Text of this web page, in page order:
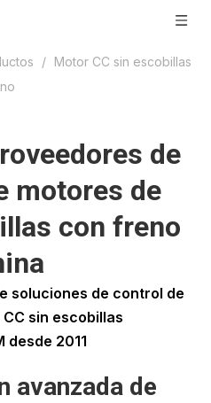
/ Motor CC sin escobillas
de
motores de
con freno
soluciones de control de
sin escobillas
desde 2011
avanzada de